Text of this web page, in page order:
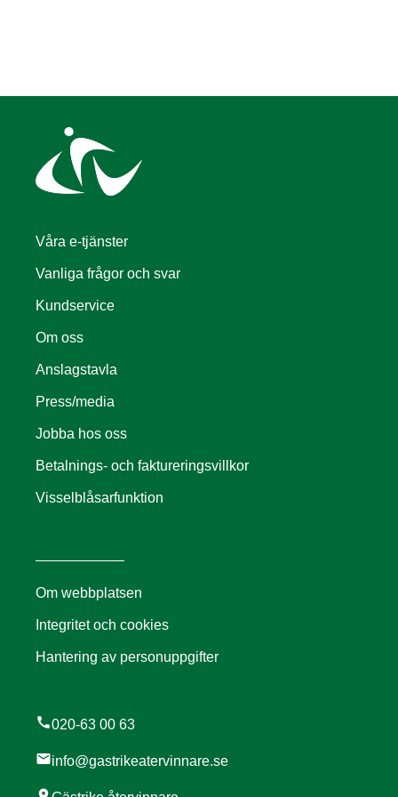
Våra e-tjänster
Vanliga frågor och svar
Kundservice
Om oss
Anslagstavla
Press/media
Jobba hos oss
Betalnings- och faktureringsvillkor
Visselblåsarfunktion
Om webbplatsen
Integritet och cookies
Hantering av personuppgifter
call020-63 00 63
mailinfo@gastrikeatervinnare.se